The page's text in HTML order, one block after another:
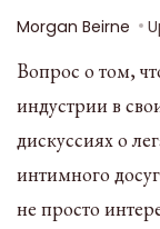
Morgan Beirne
Вопрос о том,
индустрии в
дискуссиях о
интимного
не просто